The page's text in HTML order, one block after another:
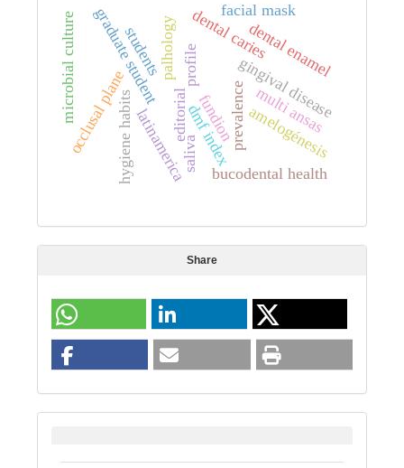
editorial
students
latinamerica
profile
graduate student dental caries
dmf indexprevalencegingival disease
bucodental health
hygiene habits
facial mask
multi ansas
occlusal plane
dental enamel
amelogénesis
fundion
palhology
saliva
microbial culture
Share